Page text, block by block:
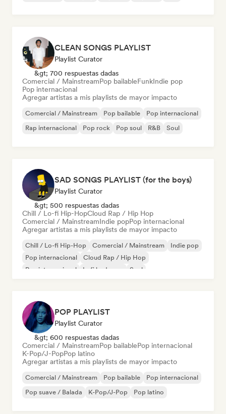
CLEAN SONGS PLAYLIST
Playlist Curator
&gt; 700 respuestas dadas
Comercial / MainstreamPop bailableFunkIndie pop
Pop internacional
Agregar artistas a mis playlists de mayor impacto
Comercial / Mainstream Pop bailable
Pop internacional
Rap internacional
Pop rock Pop soul R&B Soul
SAD SONGS PLAYLIST (for the boys)
Playlist Curator
&gt; 500 respuestas dadas
Chill / Lo-fi Hip-HopCloud Rap / Hip Hop
Comercial / MainstreamIndie popPop internacional
Agregar artistas a mis playlists de mayor impacto
Chill / Lo-fi Hip-Hop Comercial / Mainstream
Indie pop
Pop internacional
Cloud Rap / Hip Hop
Rap internacional
Lofi bedroom Soul
POP PLAYLIST
Playlist Curator
&gt; 600 respuestas dadas
Comercial / MainstreamPop bailablePop internacional
K-Pop/J-PopPop latino
Agregar artistas a mis playlists de mayor impacto
Comercial / Mainstream Pop bailable
Pop internacional
Pop suave / Balada
K-Pop/J-Pop Pop latino